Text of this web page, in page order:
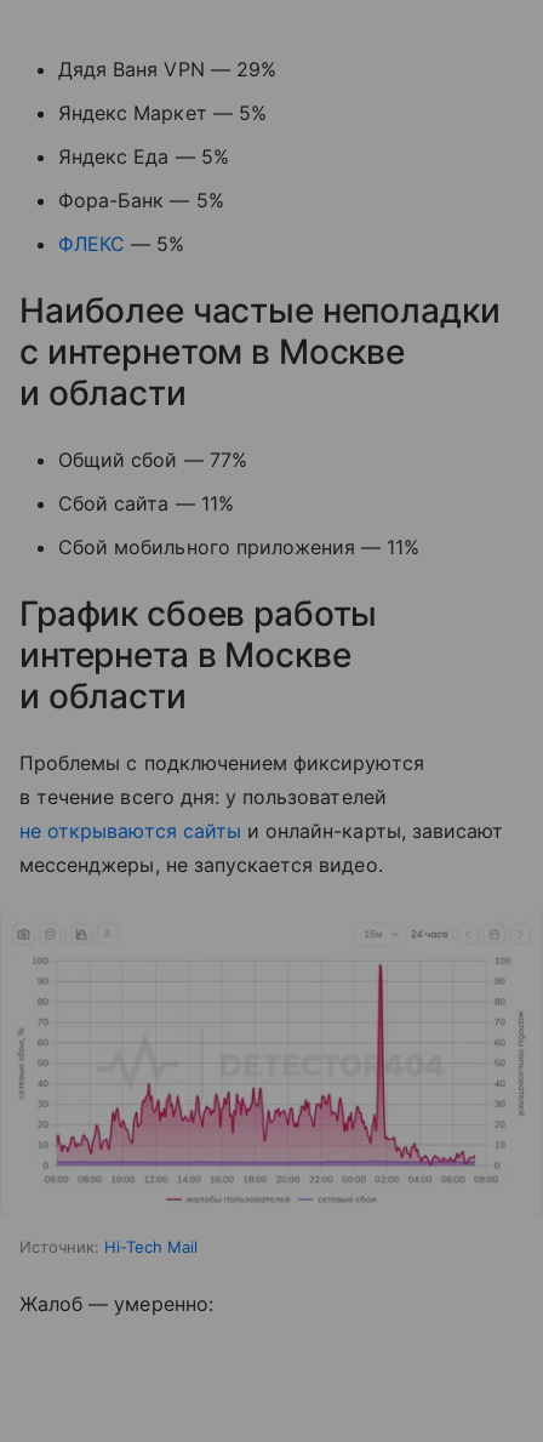
Дядя Ваня VPN — 29%
Яндекс Маркет — 5%
Яндекс Еда — 5%
Фора-Банк — 5%
ФЛЕКС — 5%
Наиболее частые неполадки
с интернетом в Москве
и области
Общий сбой — 77%
Сбой сайта — 11%
Сбой мобильного приложения — 11%
График сбоев работы
интернета в Москве
и области
Проблемы с подключением фиксируются
в течение всего дня: у пользователей
не открываются сайты и онлайн-карты, зависают
мессенджеры, не запускается видео.
Источник: Hi-Tech Mail
Жалоб — умеренно: